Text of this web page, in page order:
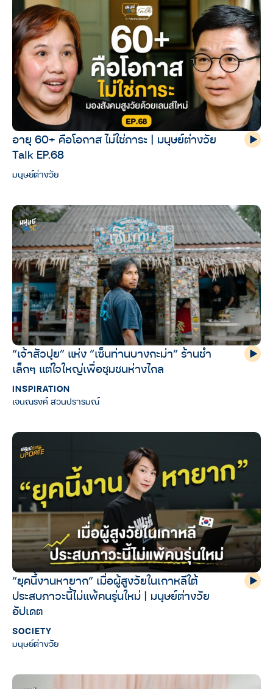
อายุ 60+ คือโอกาส ไม่ใช่ภาระ | มนุษย์ต่างวัย
Talk EP.68
มนุษย์ต่างวัย
“เจ้าสัวปุย” แห่ง “เซ็นท่านบางกะม่า” ร้านชำ
เล็กๆ แต่ใจใหญ่เพื่อชุมชนห่างไกล
INSPIRATION
เจนณรงค์ สวนปรารมณ์
“ยุคนี้งานหายาก” เมื่อผู้สูงวัยในเกาหลีใต้
ประสบภาวะนี้ไม่แพ้คนรุ่นใหม่ | มนุษย์ต่างวัย
อัปเดต
SOCIETY
มนุษย์ต่างวัย